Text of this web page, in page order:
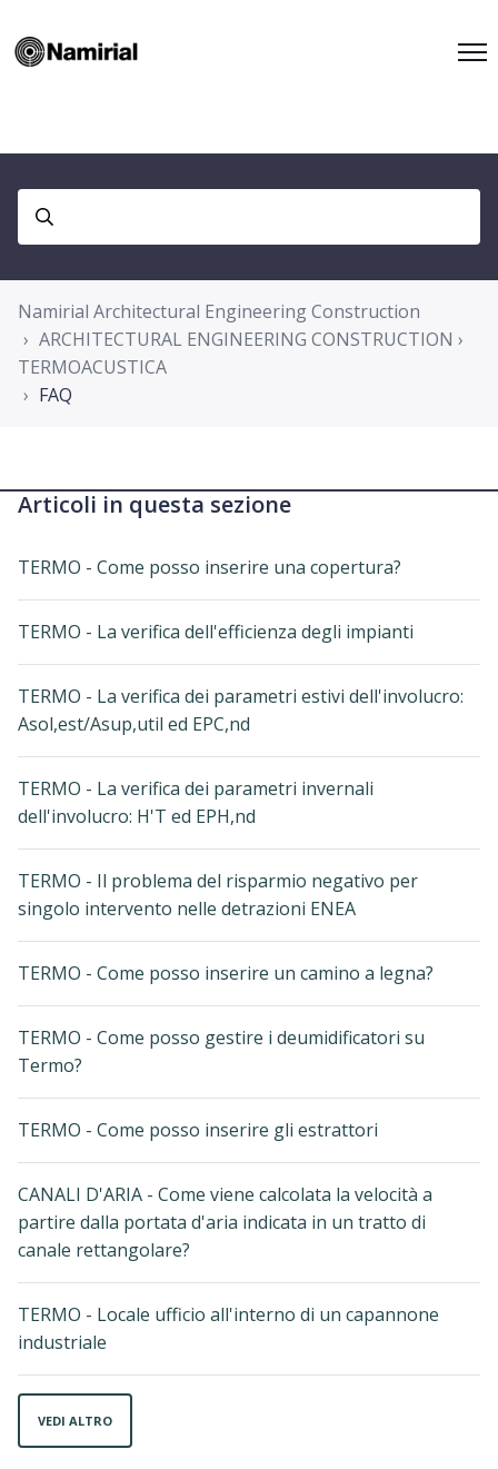
Namirial Architectural Engineering Construction
ARCHITECTURAL ENGINEERING CONSTRUCTION ›
TERMOACUSTICA
FAQ
Articoli in questa sezione
TERMO - Come posso inserire una copertura?
TERMO - La verifica dell'efficienza degli impianti
TERMO - La verifica dei parametri estivi dell'involucro:
Asol,est/Asup,util ed EPC,nd
TERMO - La verifica dei parametri invernali
dell'involucro: H'T ed EPH,nd
TERMO - Il problema del risparmio negativo per
singolo intervento nelle detrazioni ENEA
TERMO - Come posso inserire un camino a legna?
TERMO - Come posso gestire i deumidificatori su
Termo?
TERMO - Come posso inserire gli estrattori
CANALI D'ARIA - Come viene calcolata la velocità a
partire dalla portata d'aria indicata in un tratto di
canale rettangolare?
TERMO - Locale ufficio all'interno di un capannone
industriale
VEDI ALTRO